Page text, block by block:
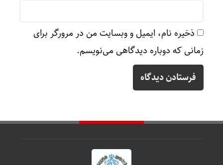
ذخیره نام، ایمیل و وبسایت من در مرورگر برای
زمانی که دوباره دیدگاهی می‌نویسم.